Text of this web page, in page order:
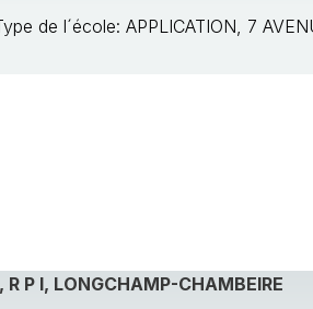
de l´école: APPLICATION, 7
R P I, LONGCHAMP-CHAMBEIRE